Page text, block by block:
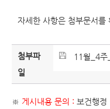
자세한 사항은 첨부문서를
첨부파
일
11월_4
※ 게시내용 문의 : 보건행